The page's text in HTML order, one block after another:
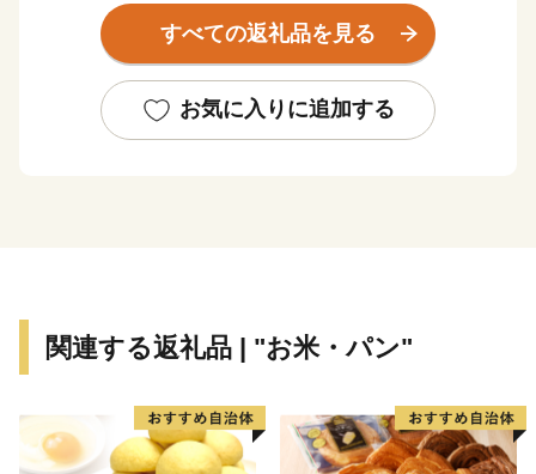
徴があり、にかほ市ではその鳥海山の雄大な自然からな
る、森林や湿原、伏流水などの観光スポットでの登山、
みを受けた四季折々の旬の味覚を味わうことができま
すべての返礼品を見る
お気に入りに追加する
関連する返礼品 | "お米・パン"